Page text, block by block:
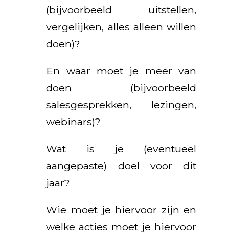
(bijvoorbeeld uitstellen,
vergelijken, alles alleen willen
doen)?
En waar moet je meer van
doen (bijvoorbeeld
salesgesprekken, lezingen,
webinars)?
Wat is je (eventueel
aangepaste) doel voor dit
jaar?
Wie moet je hiervoor zijn en
welke acties moet je hiervoor